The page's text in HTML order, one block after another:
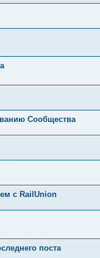
Сообщества
с RailUnion
поста